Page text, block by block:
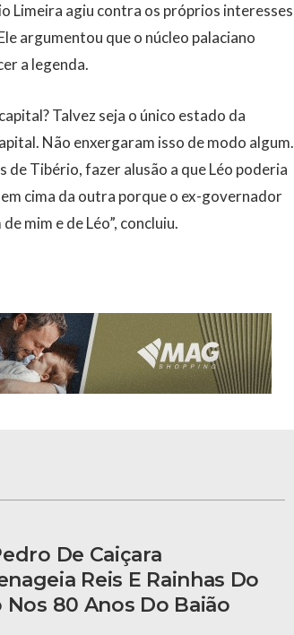
Limeira agiu contra os próprios interesses
argumentou que o núcleo palaciano
a legenda.
Talvez seja o único estado da
Não enxergaram isso de modo algum.
de Tibério, fazer alusão a que Léo poderia
cima da outra porque o ex-governador
mim e de Léo”, concluiu.
De Caiçara
Reis E Rainhas Do
Nos 80 Anos Do Baião